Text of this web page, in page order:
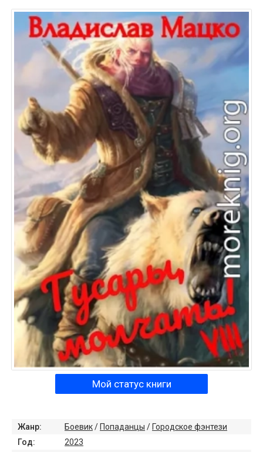
Мой статус книги
Жанр: Боевик/ Попаданцы / Городское фэнтези
Год:
2023